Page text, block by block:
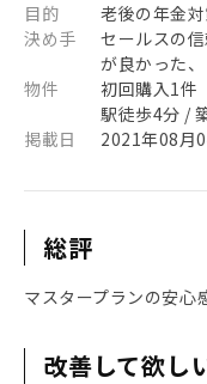
目的
老後の年金
決め手
セールスの
が良かった
物件
初回購入1件
駅徒歩4分 /
掲載日
2021年08月
総評
マスタープランの安心
改善して欲し